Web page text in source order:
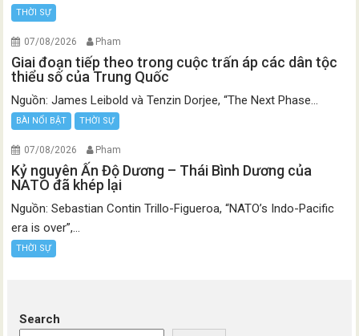
THỜI SỰ
07/08/2026 Pham
Giai đoạn tiếp theo trong cuộc trấn áp các dân tộc
thiểu số của Trung Quốc
Nguồn: James Leibold và Tenzin Dorjee, “The Next Phase...
BÀI NỔI BẬT THỜI SỰ
07/08/2026 Pham
Kỷ nguyên Ấn Độ Dương – Thái Bình Dương của
NATO đã khép lại
Nguồn: Sebastian Contin Trillo-Figueroa, “NATO’s Indo-Pacific
era is over”,...
THỜI SỰ
Search